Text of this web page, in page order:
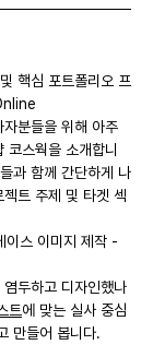
핵심 포트폴리오 프
분들을 위해 아주
코스웍을 소개합니
과 함께 간단하게 나
트 주제 및 타겟 섹
이스 이미지 제작 -
두하고 디자인했나
트에 맞는 실사 중심
만들어 봅니다.